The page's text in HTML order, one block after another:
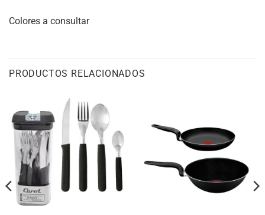
Colores a consultar
PRODUCTOS RELACIONADOS